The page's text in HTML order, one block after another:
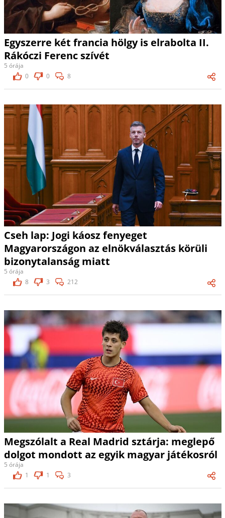
Egyszerre két francia hölgy is elrabolta II.
Rákóczi Ferenc szívét
5 órája
0
0 8
Cseh lap: Jogi káosz fenyeget
Magyarországon az elnökválasztás körüli
bizonytalanság miatt
5 órája
8
3 212
Megszólalt a Real Madrid sztárja: meglepő
dolgot mondott az egyik magyar játékosról
5 órája
1
1 3